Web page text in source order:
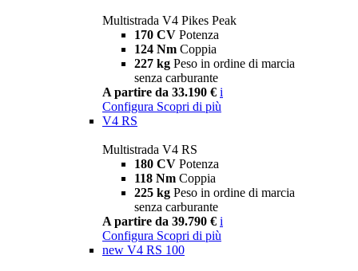
Multistrada V4 Pikes Peak
170 CV Potenza
124 Nm Coppia
227 kg Peso in ordine di marcia
senza carburante
A partire da 33.190 € i
Configura Scopri di più
V4 RS
Multistrada V4 RS
180 CV Potenza
118 Nm Coppia
225 kg Peso in ordine di marcia
senza carburante
A partire da 39.790 € i
Configura Scopri di più
new V4 RS 100